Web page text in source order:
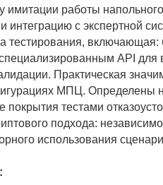
имитации работы
интеграцию с экспертной
тестирования, включающая:
специализированным API
Практическая
МПЦ. Определены
покрытия тестами
подхода:
использования